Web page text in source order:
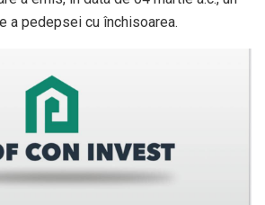
a pedepsei cu închisoarea.